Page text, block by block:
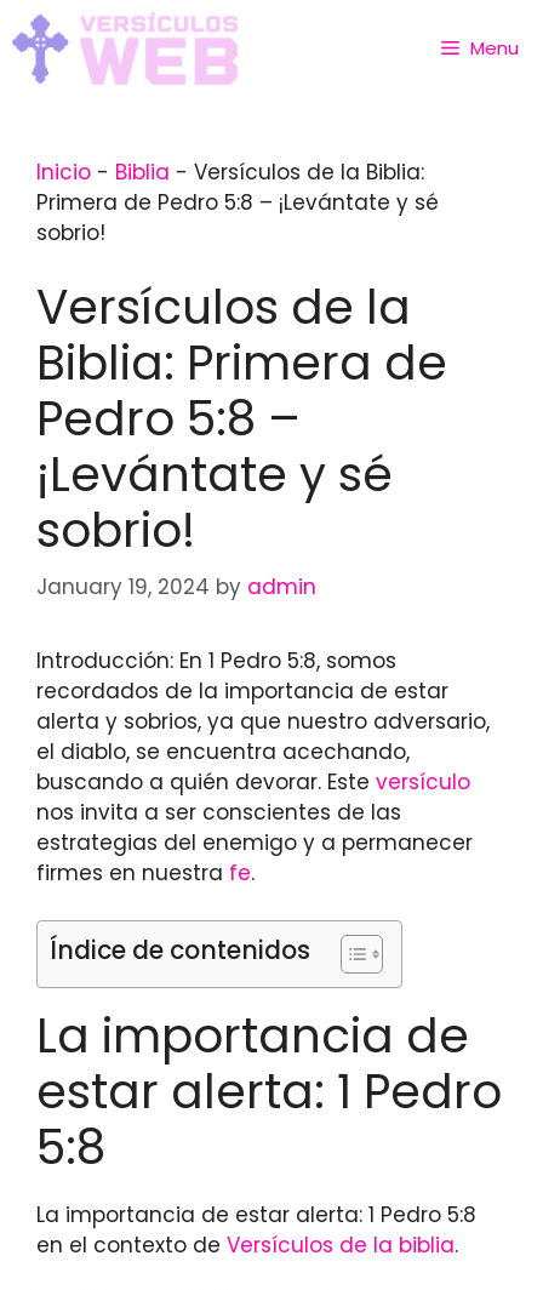
Skip
to
content
Menu
Inicio - Biblia - Versículos de la Biblia:
Primera de Pedro 5:8 – ¡Levántate y sé
sobrio!
Versículos de la
Biblia: Primera de
Pedro 5:8 –
¡Levántate y sé
sobrio!
January 19, 2024 by admin
Introducción: En 1 Pedro 5:8, somos
recordados de la importancia de estar
alerta y sobrios, ya que nuestro adversario,
el diablo, se encuentra acechando,
buscando a quién devorar. Este versículo
nos invita a ser conscientes de las
estrategias del enemigo y a permanecer
firmes en nuestra fe.
Índice de contenidos
La importancia de
estar alerta: 1 Pedro
5:8
La importancia de estar alerta: 1 Pedro 5:8
en el contexto de Versículos de la biblia.